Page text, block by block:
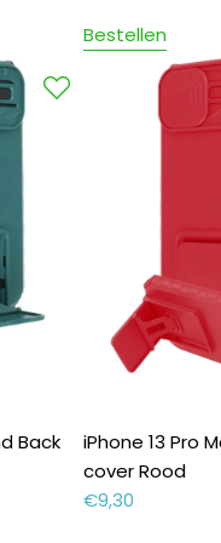
Bestellen
Back
iPhone 13 Pro
cover Rood
€9,30